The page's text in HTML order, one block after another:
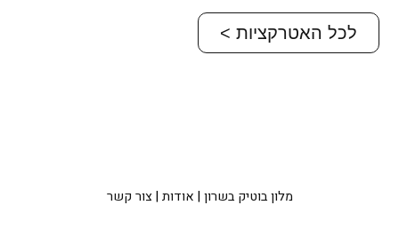
לכל האטרקציות >
מלון בוטיק בשרון | אודות |צור קשר